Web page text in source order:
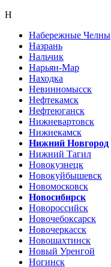
Н
Набережные Челны
Назрань
Нальчик
Нарьян-Мар
Находка
Невинномысск
Нефтекамск
Нефтеюганск
Нижневартовск
Нижнекамск
Нижний Новгород
Нижний Тагил
Новокузнецк
Новокуйбышевск
Новомосковск
Новосибирск
Новороссийск
Новочебоксарск
Новочеркасск
Новошахтинск
Новый Уренгой
Ногинск